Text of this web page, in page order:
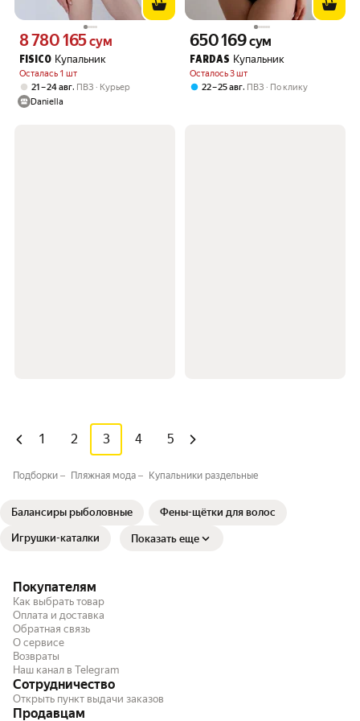
FISICO Купальник
Осталась 1 шт
Цена 8780165 сум вместо
8 780 165сум
21 – 24 авг, ПВЗ
Курьер
Daniella
FARDAS Купальник
Осталось 3 шт
Цена 650169 сум вместо
650 169сум
22 – 25 авг, ПВЗ По клику
1 2 3 4 5
Подборки Пляжная мода Купальники раздельные
Балансиры рыболовные Фены-щётки для волос
Игрушки-каталки Показать еще
Покупателям
Как выбрать товар
Оплата и доставка
Обратная связь
О сервисе
Возвраты
Наш канал в Telegram
Сотрудничество
Открыть пункт выдачи заказов
Продавцам